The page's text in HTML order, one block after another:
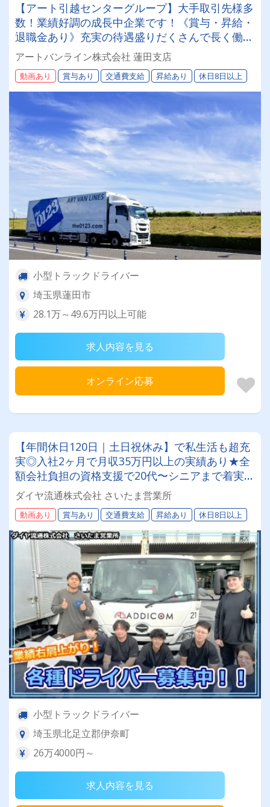
【アート引越センターグループ】大手取引先様多
数！業績好調の成長中企業です！《賞与・昇給・
退職金あり》充実の待遇盛りだくさんで長く働け
ます！《2tドライバー》★未経験ＯＫ★仕事とプ
ライベートの両立が叶う環境です♪【紹介者制度
あり！】
アートバンライン株式会社 蓮田支店
動画あり 賞与あり 交通費支給 昇給あり 休日8日以上
小型トラックドライバー
埼玉県蓮田市
28.1万～49.6万円以上可能
求人内容を見る
オンライン応募
【年間休日120日｜土日祝休み】で私生活も超充
実◎入社2ヶ月で月収35万円以上の実績あり★全
額会社負担の資格支援で20代〜シニアまで着実に
ステップアップ◎ピカピカの新車をご用意してあ
なたをお待ちしています✨
ダイヤ流通株式会社 さいたま営業所
動画あり 賞与あり 交通費支給 昇給あり 休日8日以上
小型トラックドライバー
埼玉県北足立郡伊奈町
26万4000円～
求人内容を見る